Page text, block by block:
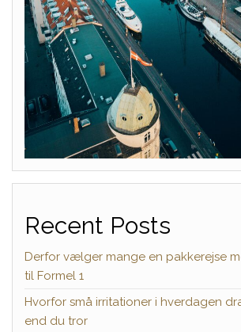
Recent Posts
Derfor vælger mange en pakkerejse
til Formel 1
Hvorfor små irritationer i hverdagen
end du tror